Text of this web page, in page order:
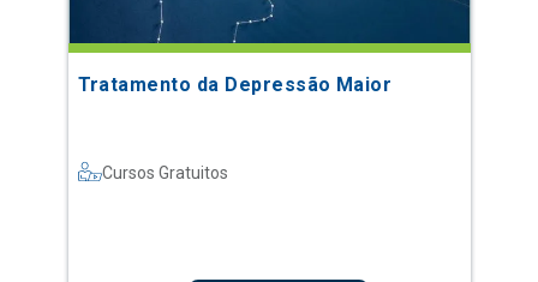
Tratamento da Depressão Maior
Cursos Gratuitos